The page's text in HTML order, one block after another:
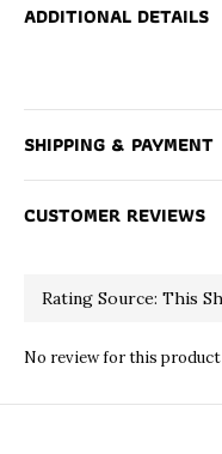
ADDITIONAL DETAILS
SHIPPING & PAYMENT
CUSTOMER REVIEWS
No review for this product